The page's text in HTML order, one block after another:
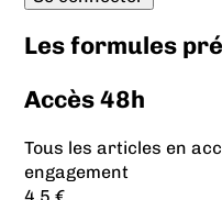
Les formules
Accès 48h
Tous les articles en
engagement